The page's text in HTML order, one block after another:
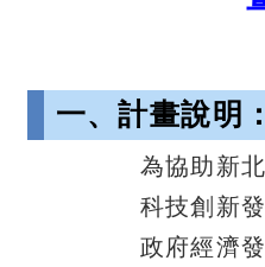
一、計畫說明：
為協助新
科技創新
政府經濟